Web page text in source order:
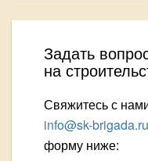
Задать
на
Свяжитесь с
info@sk-brigada.ru
форму ниже: